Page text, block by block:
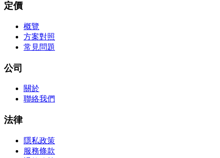
定價
概覽
方案對照
常見問題
公司
關於
聯絡我們
法律
隱私政策
服務條款